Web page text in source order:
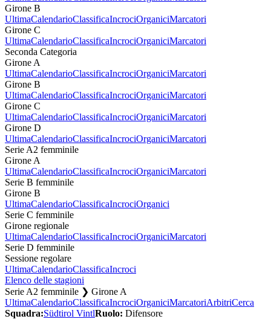
Girone B
UltimaCalendarioClassificaIncrociOrganiciMarcatori
Girone C
UltimaCalendarioClassificaIncrociOrganiciMarcatori
Seconda Categoria
Girone A
UltimaCalendarioClassificaIncrociOrganiciMarcatori
Girone B
UltimaCalendarioClassificaIncrociOrganiciMarcatori
Girone C
UltimaCalendarioClassificaIncrociOrganiciMarcatori
Girone D
UltimaCalendarioClassificaIncrociOrganiciMarcatori
Serie A2 femminile
Girone A
UltimaCalendarioClassificaIncrociOrganiciMarcatori
Serie B femminile
Girone B
UltimaCalendarioClassificaIncrociOrganici
Serie C femminile
Girone regionale
UltimaCalendarioClassificaIncrociOrganiciMarcatori
Serie D femminile
Sessione regolare
UltimaCalendarioClassificaIncroci
Elenco delle stagioni
Serie A2 femminile ❯ Girone A
UltimaCalendarioClassificaIncrociOrganiciMarcatoriArbitriCerca
Squadra:Südtirol VintlRuolo: Difensore